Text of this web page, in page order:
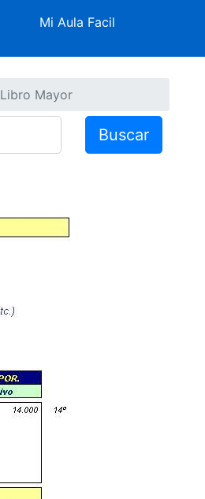
Mi Aula Facil
Libro Mayor
Buscar